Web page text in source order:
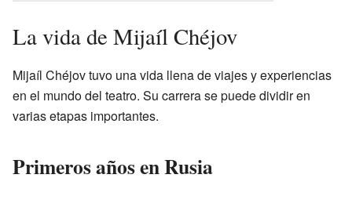
La vida de Mijaíl Chéjov
Mijaíl Chéjov tuvo una vida llena de viajes y experiencias
en el mundo del teatro. Su carrera se puede dividir en
varias etapas importantes.
Primeros años en Rusia